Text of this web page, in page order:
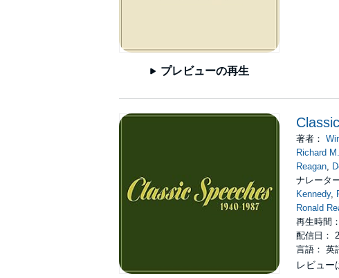
プレビューの再生
著者：
Richard
Reagan,
ナレータ
Kennedy,
Ronald
再生時間
配信日：
言語： 英
レビュー